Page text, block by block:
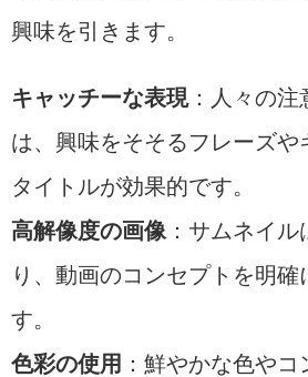
興味を引きます。
キャッチーな表現：人々の注
は、興味をそそるフレーズや
タイトルが効果的です。
高解像度の画像 ：サムネイ
り、動画のコンセプトを明確
す。
色彩の使用 ：鮮やかな色や